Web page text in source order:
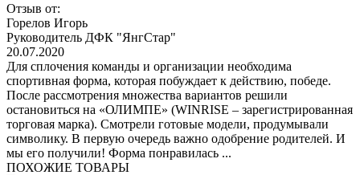
Отзыв от:
Горелов Игорь
Руководитель ДФК "ЯнгСтар"
20.07.2020
Для сплочения команды и организации необходима
спортивная форма, которая побуждает к действию, победе.
После рассмотрения множества вариантов решили
остановиться на «ОЛИМПЕ» (WINRISE – зарегистрированная
торговая марка). Смотрели готовые модели, продумывали
символику. В первую очередь важно одобрение родителей. И
мы его получили! Форма понравилась ...
ПОХОЖИЕ ТОВАРЫ